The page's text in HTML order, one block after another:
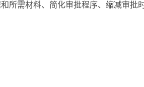
所需材料、简化审批程序、缩减审批